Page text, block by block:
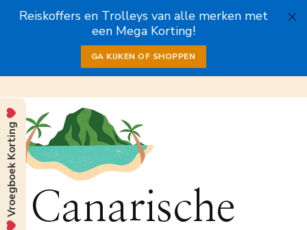
Reiskoffers en Trolleys van alle merken met
een Mega Korting!
GA KIJKEN OF SHOPPEN
Canarische
Vroegboek Korting